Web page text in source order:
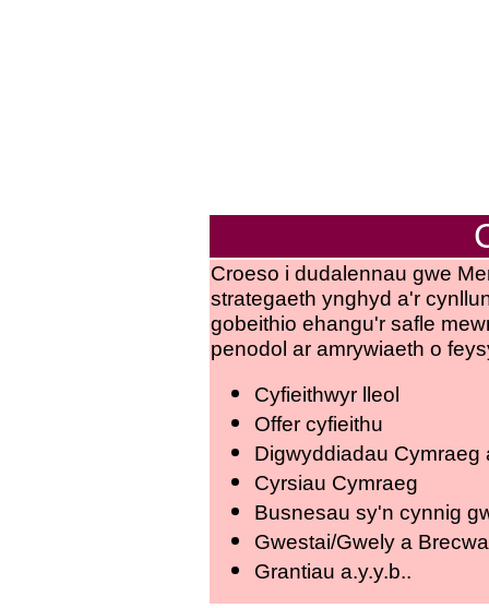
Croeso i dudalennau gwe
strategaeth ynghyd a'r
gobeithio ehangu'r safle
penodol ar amrywiaeth o
Cyfieithwyr lleol
Offer cyfieithu
Digwyddiadau Cymraeg
Cyrsiau Cymraeg
Busnesau sy'n cynnig
Gwestai/Gwely a
Grantiau a.y.y.b..